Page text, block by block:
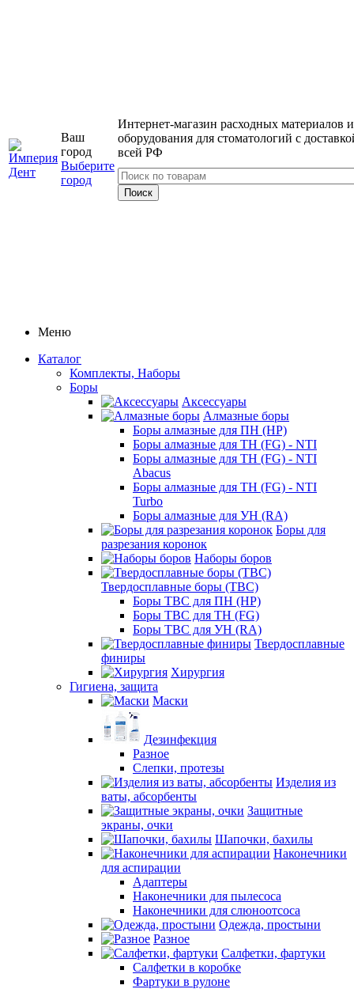
Ваш
город
Выберите
город
Интернет-магазин расходных материалов и
оборудования для стоматологий с
всей РФ
Меню
Каталог
Комплекты, Наборы
Боры
Аксессуары
Алмазные боры
Боры алмазные для ПН (HP)
Боры алмазные для ТН (FG) - NTI
Боры алмазные для ТН (FG) - NTI
Abacus
Боры алмазные для ТН (FG) - NTI
Turbo
Боры алмазные для УН (RA)
Боры для
разрезания коронок
Наборы боров
Твердосплавные боры (ТВС)
Боры ТВС для ПН (HP)
Боры ТВС для ТН (FG)
Боры ТВС для УН (RA)
Твердосплавные
финиры
Хирургия
Гигиена, защита
Маски
Дезинфекция
Разное
Слепки, протезы
Изделия из
ваты, абсорбенты
Защитные
экраны, очки
Шапочки, бахилы
Наконечники
для аспирации
Адаптеры
Наконечники для пылесоса
Наконечники для слюноотсоса
Одежда, простыни
Разное
Салфетки, фартуки
Салфетки в коробке
Фартуки в рулоне